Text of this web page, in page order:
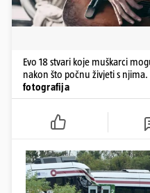
Evo 18 stvari koje muškarci
nakon što počnu živjeti s njima.
fotografija